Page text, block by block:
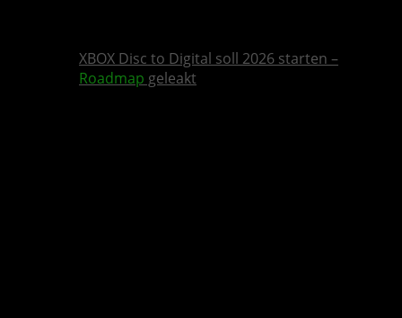
XBOX Disc to Digital soll 2026 starten –
Roadmap geleakt